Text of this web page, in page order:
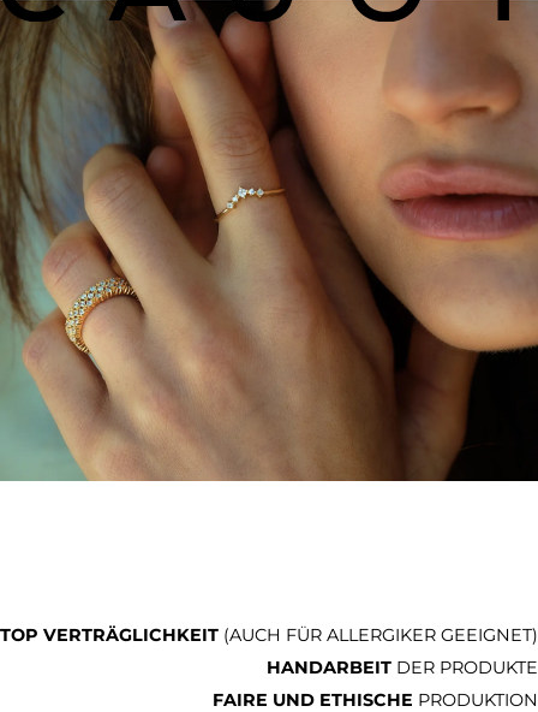
TOP VERTRÄGLICHKEIT (AUCH FÜR ALLERGIKER GEEIGNET)
HANDARBEIT DER PRODUKTE
FAIRE UND ETHISCHE PRODUKTION